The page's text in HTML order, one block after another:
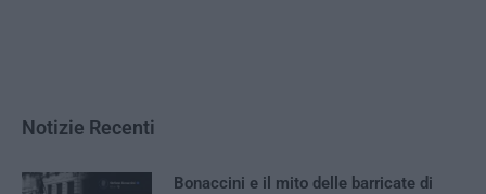
Notizie Recenti
Bonaccini e il mito delle barricate di